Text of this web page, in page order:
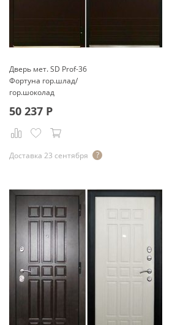
Дверь мет. SD Prof-36
Фортуна гор.шлад/
гор.шоколад
50 237 Р
Доставка 23 сентября